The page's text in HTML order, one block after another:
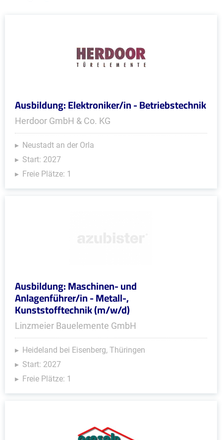
Ausbildung: Elektroniker/in - Betriebstechnik
Herdoor GmbH & Co. KG
Neustadt an der Orla
Start: 2027
Freie Plätze: 1
Ausbildung: Maschinen- und
Anlagenführer/in - Metall-,
Kunststofftechnik (m/w/d)
Linzmeier Bauelemente GmbH
Heideland bei Eisenberg, Thüringen
Start: 2027
Freie Plätze: 1